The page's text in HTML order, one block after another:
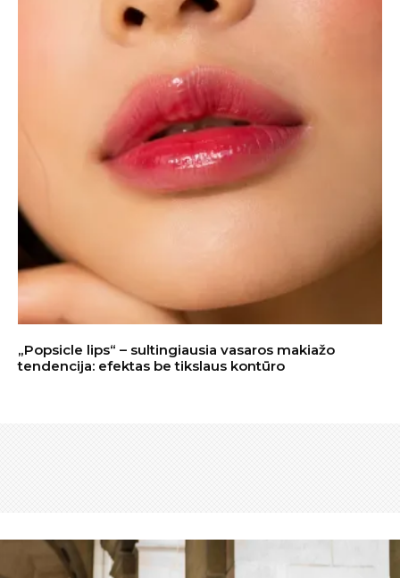
„Popsicle lips“ – sultingiausia vasaros makiažo
tendencija: efektas be tikslaus kontūro